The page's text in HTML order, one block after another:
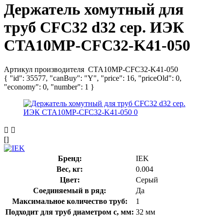
Держатель хомутный для
труб CFC32 d32 сер. ИЭК
CTA10MP-CFC32-K41-050
Артикул производителя CTA10MP-CFC32-K41-050
{ "id": 35577, "canBuy": "Y", "price": 16, "priceOld": 0,
"economy": 0, "number": 1 }
[]
Бренд:
IEK
Вес, кг:
0.004
Цвет:
Серый
Соединяемый в ряд:
Да
Максимальное количество труб:
1
Подходит для труб диаметром с, мм: 32 мм